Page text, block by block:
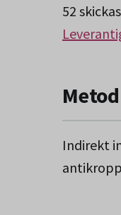
52
Metod
Indirekt